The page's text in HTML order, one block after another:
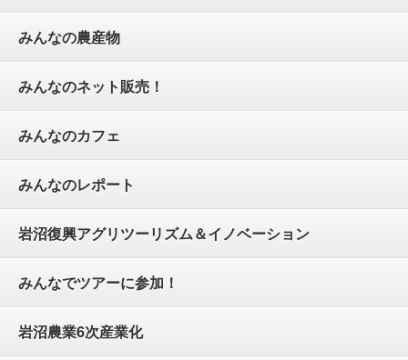
みんなの農産物
みんなのネット販売！
みんなのカフェ
みんなのレポート
岩沼復興アグリツーリズム＆イノベーション
みんなでツアーに参加！
岩沼農業6次産業化